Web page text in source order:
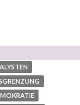
interessiert die